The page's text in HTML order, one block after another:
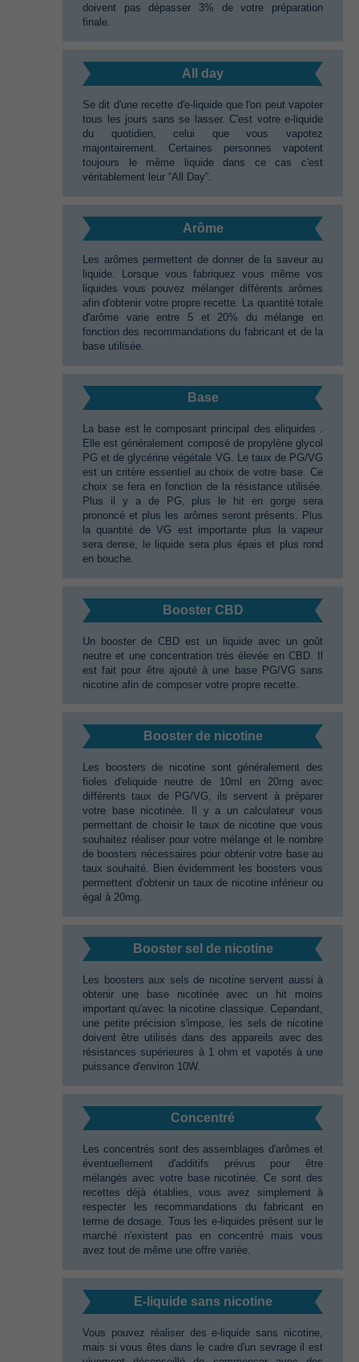
doivent pas dépasser‭ ‬3%‭ ‬de votre préparation
finale.
All day‭
Se dit d'une recette d'e-liquide que l'on peut vapoter
tous les jours sans se lasser.‭ ‬C'est votre e-liquide
du quotidien,‭ ‬celui que vous vapotez
majoritairement.‭ ‬Certaines personnes vapotent
toujours le même liquide dans ce cas c'est
véritablement leur‭ “‬All Day‭”‬.
Arôme‭
Les arômes permettent de donner de la saveur au
liquide.‭ ‬Lorsque vous fabriquez vous même vos
liquides vous pouvez mélanger différents arômes
afin d'obtenir votre propre recette.‭ ‬La quantité totale
d'arôme varie entre‭ ‬5‭ ‬et‭ ‬20%‭ ‬du mélange en
fonction des recommandations du fabricant et de la
base utilisée.
Base
La base est le composant principal des eliquides‭ ‬.‭
‬Elle est généralement composé de propylène glycol
PG et de glycérine végétale VG.‭ ‬Le taux de PG/VG
est un critère essentiel au choix de votre base.‭ ‬Ce
choix se fera en fonction de la résistance utilisée.‭
‬Plus il y a de PG,‭ ‬plus le hit en gorge sera
prononcé et plus les arômes seront présents.‭ ‬Plus
la quantité de VG est importante plus la vapeur
sera dense,‭ ‬le liquide sera plus épais et plus rond
en bouche.
Booster CBD
Un booster de CBD‭ ‬est un liquide avec un goût
neutre et une concentration très élevée en CBD.‭ ‬Il
est fait pour être ajouté à une base PG/VG sans
nicotine afin de composer votre propre recette.
Booster de nicotine
Les boosters de nicotine sont généralement des
fioles d'eliquide neutre de‭ ‬10ml en‭ ‬20mg avec
différents taux de PG/VG,‭ ‬ils servent à préparer
votre base nicotinée.‭ ‬Il y a un calculateur vous
permettant de choisir le taux de nicotine que vous
souhaitez‭ ‬réaliser pour votre mélange et le nombre
de boosters nécessaires pour obtenir votre base au
taux souhaité.‭ ‬Bien évidemment les boosters vous
permettent d'obtenir un taux de nicotine inférieur ou
égal à‭ ‬20mg.
Booster sel de nicotine
Les boosters aux sels de nicotine servent aussi à
obtenir une base nicotinée avec un hit moins
important qu'avec la nicotine classique.‭ ‬Cepandant,‭
‬une petite précision s'impose,‭ ‬les sels de nicotine
doivent être utilisés dans des appareils avec des
résistances supérieures à‭ ‬1‭ ‬ohm et vapotés à une
puissance d'environ‭ ‬10W.
Concentré
Les concentrés sont des assemblages d'arômes et
éventuellement d'additifs prévus pour être
mélangés avec votre base nicotinée.‭ ‬Ce sont des
recettes déjà établies,‭ ‬vous avez simplement à
respecter les recommandations du fabricant en
terme de dosage.‭ ‬Tous les e-liquides présent sur le
marché n'existent pas en concentré mais vous
avez tout de même une offre variée.
E-liquide sans nicotine
Vous pouvez réaliser des e-liquide sans nicotine,‭
‬mais si vous êtes dans le cadre d'un sevrage il est